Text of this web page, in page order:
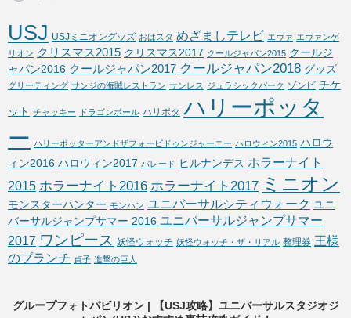
USJ USJミニオングッズ おはスタ めざましテレビ エヴァ エヴァンゲ
リオン クリスマス2015 クリスマス2017 クールジャパン2015 クールジ
ャパン2016 クールジャパン2017 クールジャパン2018 グッズ
グリーティング サンジの海賊レストラン サンレス ジュラシックパーク ゾンビ チケ
ット チャッキー ドラゴンボール ハリポタ ハリーポッタ
ー ハリーポッターアンドザフォービドゥンジャーニー ハロウィン2015 ハロウ
ィン2016 ハロウィン2017 パレード ヒルナンデス ホラーナイト
2015 ホラーナイト2016 ホラーナイト2017 ミニオン
モンスターハンター モンハン ユニバーサルシティウォーク ユニ
バーサルジャンプサマー 2016 ユニバーサルジャンプサマー
2017 ワンピース 妖怪ウォッチ 妖怪ウォッチ・ザ・リアル 整理券 王様
のブランチ 貞子 進撃の巨人
グループフォトパビリオン | 【USJ攻略】ユニバーサルスタジオジ